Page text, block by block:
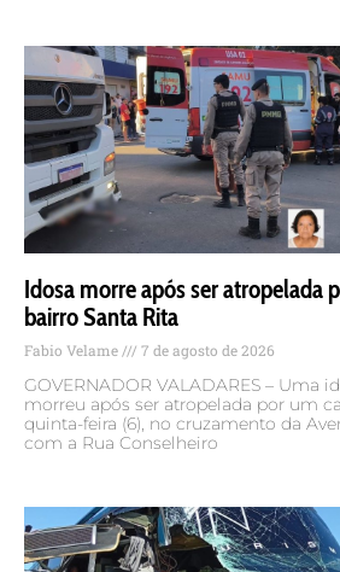
Idosa morre após ser atropelada
bairro Santa Rita
Fabio Velame 7 de agosto de 2026
GOVERNADOR VALADARES – Uma
morreu após ser atropelada por um
quinta-feira (6), no cruzamento da
com a Rua Conselheiro